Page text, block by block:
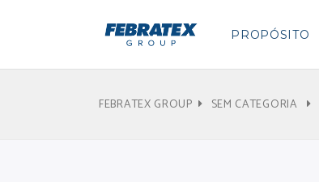
PROPÓSITO
FEBRATEX GROUP SEM CATEGORIA